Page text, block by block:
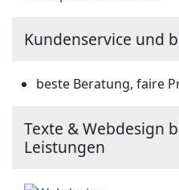
Kundenservice und
beste Beratung, faire
Texte & Webdesign
Leistungen